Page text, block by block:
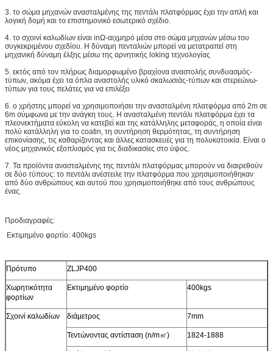
3. το σώμα μηχανών ανασταλμένης της πεντάλι πλατφόρμας έχει την απλή και
λογική δομή και το επιστημονικό εσωτερικό σχέδιο.
4. το σχοινί καλωδίων είναι inΩ-αιχμηρό μέσα στο σώμα μηχανών μέσω του
συγκεκριμένου σχεδίου. Η δύναμη πενταλιών μπορεί να μετατραπεί στη
μηχανική δύναμη έλξης μέσω της αρνητικής loking τεχνολογίας
5. εκτός από τον πλήρως διαμορφωμένο βραχίονα αναστολής συνδυασμός-
τύπων, ακόμα έχει τα όπλα αναστολής υλικό σκαλωσιάς-τύπων και στερεώνω-
τύπων για τους πελάτες για να επιλέξει
6. ο χρήστης μπορεί να χρησιμοποιήσει την ανασταλμένη πλατφόρμα από 2m σε
6m σύμφωνα με την ανάγκη τους. Η ανασταλμένη πεντάλι πλατφόρμα έχει τα
πλεονεκτήματα εύκολη να κατεβεί και της κατάλληλης μεταφοράς, η οποία είναι
πολύ κατάλληλη για το coatin, τη συντήρηση θερμότητας, τη συντήρηση
επικονίασης, τις καθαρίζοντας και άλλες κατασκευές για τη πολυκατοικία. Είναι ο
νέος μηχανικός εξοπλισμός για τις διαδικασίες στο ύψος.
7. Τα προϊόντα ανασταλμένης της πεντάλι πλατφόρμας μπορούν να διαιρεθούν
σε δύο τύπους: το πεντάλι ανέστειλε την πλατφόρμα που χρησιμοποιήθηκαν
από δύο ανθρώπους και αυτού που χρησιμοποιήθηκε από τους ανθρώπους
ένας.
Προδιαγραφές:
Εκτιμημένο φορτίο: 400kgs
Πρότυπο ZLJP400
Χωρητικότητα
φορτίων
Εκτιμημένο φορτίο 400kgs
Σχοινί καλωδίων διάμετρος 7mm
Τεντώνοντας αντίσταση (n/m㎡) 1824-1888